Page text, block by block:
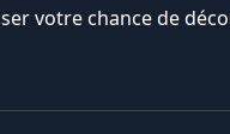
votre chance de